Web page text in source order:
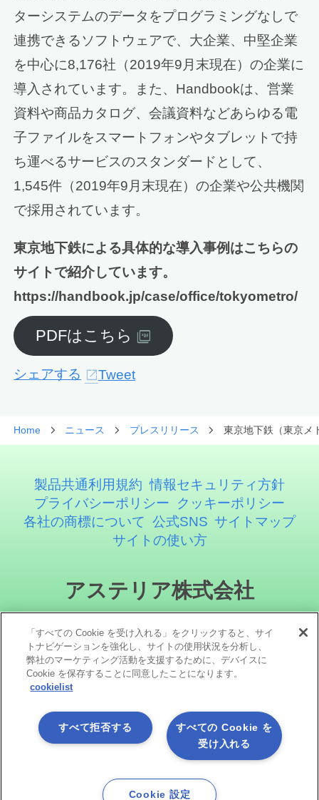
ターシステムのデータをプログラミングなしで
連携できるソフトウェアで、大企業、中堅企業
を中心に8,176社（2019年9月末現在）の企業に
導入されています。また、Handbookは、営業
資料や商品カタログ、会議資料などあらゆる電
子ファイルをスマートフォンやタブレットで持
ち運べるサービスのスタンダードとして、
1,545件（2019年9月末現在）の企業や公共機関
で採用されています。
東京地下鉄による具体的な導入事例はこちらの
サイトで紹介しています。
https://handbook.jp/case/office/tokyometro/
PDFはこちら
シェアする Tweet
Home ニュース プレスリリース 東京地下鉄（東京メ
製品共通利用規約 情報セキュリティ方針
プライバシーポリシー
クッキーポリシー
各社の商標について 公式SNS サイトマップ
サイトの使い方
アステリア株式会社
ソーシャルメディア
Copyright©1998 -2026 Asteria Corporation. All Rights Reserved.
「すべての Cookie を受け入れる」をクリックすると、サイ
トナビゲーションを強化し、サイトの使用状況を分析し、
弊社のマーケティング活動を支援するために、デバイスに
Cookie を保存することに同意したことになります。
cookielist
すべての Cookie を
受け入れる
すべて拒否する
Cookie 設定